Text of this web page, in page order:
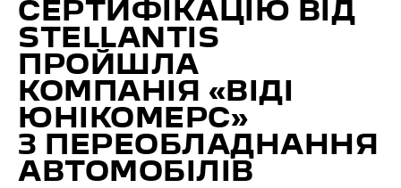
СЕРТИФІКАЦІЮ ВІД
STELLANTIS
ПРОЙШЛА
КОМПАНІЯ «ВІДІ
ЮНІКОМЕРС»
З ПЕРЕОБЛАДНАННЯ
АВТОМОБІЛІВ